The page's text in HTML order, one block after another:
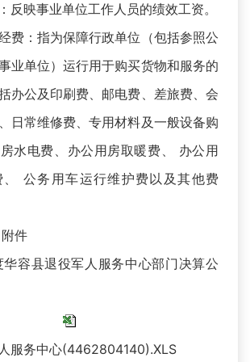
映事业单位工作人员的绩效工资。
：指为保障行政单位（包括参照公
业单位）运行用于购买货物和服务的
办公及印刷费、邮电费、差旅费、会
日常维修费、专用材料及一般设备购
水电费、办公用房取暖费、 办公用
、 公务用车运行维护费以及其他费
件
县退役军人服务中心部门决算公
服务中心(4462804140).XLS